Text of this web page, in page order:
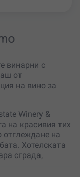
винарни с
от
на вино за
Winery &
на красивия тих
отглеждане на
Хотелската
сграда,